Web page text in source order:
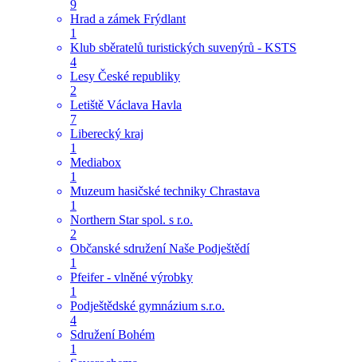
9
Hrad a zámek Frýdlant
1
Klub sběratelů turistických suvenýrů - KSTS
4
Lesy České republiky
2
Letiště Václava Havla
7
Liberecký kraj
1
Mediabox
1
Muzeum hasičské techniky Chrastava
1
Northern Star spol. s r.o.
2
Občanské sdružení Naše Podještědí
1
Pfeifer - vlněné výrobky
1
Podještědské gymnázium s.r.o.
4
Sdružení Bohém
1